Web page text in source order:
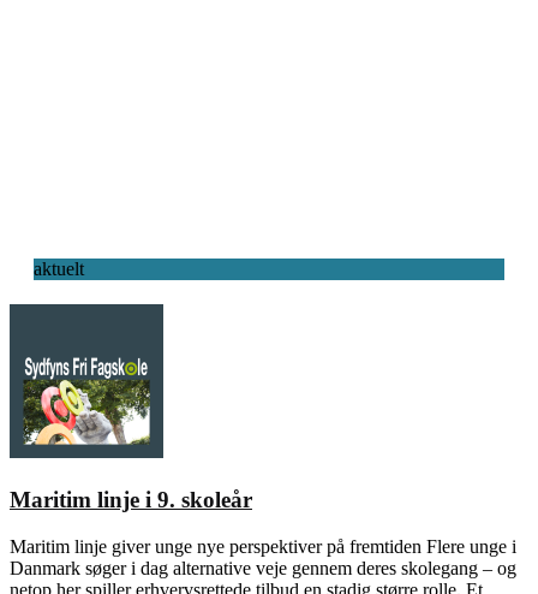
aktuelt
Maritim linje i 9. skoleår
Maritim linje giver unge nye perspektiver på fremtiden Flere unge i
Danmark søger i dag alternative veje gennem deres skolegang – og
netop her spiller erhvervsrettede tilbud en stadig større rolle. Et